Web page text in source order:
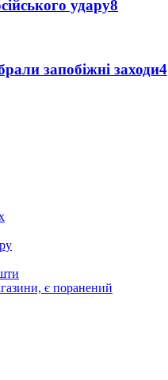
удару8
запобіжні заходи4
є поранений